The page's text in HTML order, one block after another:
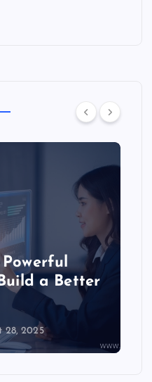
a Better
28, 2025